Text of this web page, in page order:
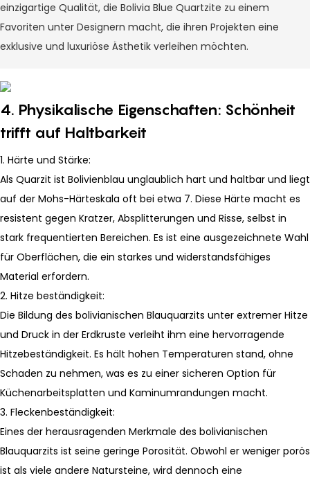
einzigartige Qualität, die Bolivia Blue Quartzite zu einem
Favoriten unter Designern macht, die ihren Projekten eine
exklusive und luxuriöse Ästhetik verleihen möchten.
4. Physikalische Eigenschaften: Schönheit
trifft auf Haltbarkeit
1. Härte und Stärke:
Als Quarzit ist Bolivienblau unglaublich hart und haltbar und liegt
auf der Mohs-Härteskala oft bei etwa 7. Diese Härte macht es
resistent gegen Kratzer, Absplitterungen und Risse, selbst in
stark frequentierten Bereichen. Es ist eine ausgezeichnete Wahl
für Oberflächen, die ein starkes und widerstandsfähiges
Material erfordern.
2. Hitze beständigkeit:
Die Bildung des bolivianischen Blauquarzits unter extremer Hitze
und Druck in der Erdkruste verleiht ihm eine hervorragende
Hitzebeständigkeit. Es hält hohen Temperaturen stand, ohne
Schaden zu nehmen, was es zu einer sicheren Option für
Küchenarbeitsplatten und Kaminumrandungen macht.
3. Fleckenbeständigkeit:
Eines der herausragenden Merkmale des bolivianischen
Blauquarzits ist seine geringe Porosität. Obwohl er weniger porös
ist als viele andere Natursteine, wird dennoch eine